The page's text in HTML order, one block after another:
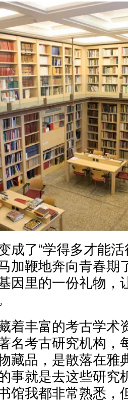
成了“学得多才能
加鞭地奔向青春期
因里的一份礼物，
着丰富的考古学术
名考古研究机构，
藏品，是散落在雅
事就是去这些研究
馆我都非常熟悉，